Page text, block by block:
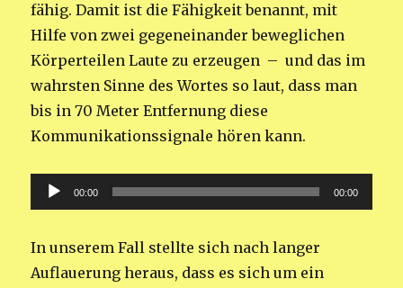
fähig. Damit ist die Fähigkeit benannt, mit
Hilfe von zwei gegeneinander beweglichen
Körperteilen Laute zu erzeugen – und das im
wahrsten Sinne des Wortes so laut, dass man
bis in 70 Meter Entfernung diese
Kommunikationssignale hören kann.
Audio-
Player
00:00 00:00
In unserem Fall stellte sich nach langer
Auflauerung heraus, dass es sich um ein